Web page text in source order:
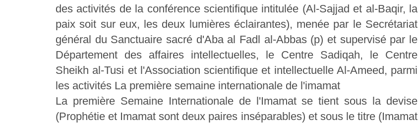
des activités de la conférence scientifique intitulée (Al-Sajjad et al-Baqir, la
paix soit sur eux, les deux lumières éclairantes), menée par le Secrétariat
général du Sanctuaire sacré d'Aba al Fadl al-Abbas (p) et supervisé par le
Département des affaires intellectuelles, le Centre Sadiqah, le Centre
Sheikh al-Tusi et l'Association scientifique et intellectuelle Al-Ameed, parmi
les activités La première semaine internationale de l'imamat
La première Semaine Internationale de l'Imamat se tient sous la devise
(Prophétie et Imamat sont deux paires inséparables) et sous le titre (Imamat